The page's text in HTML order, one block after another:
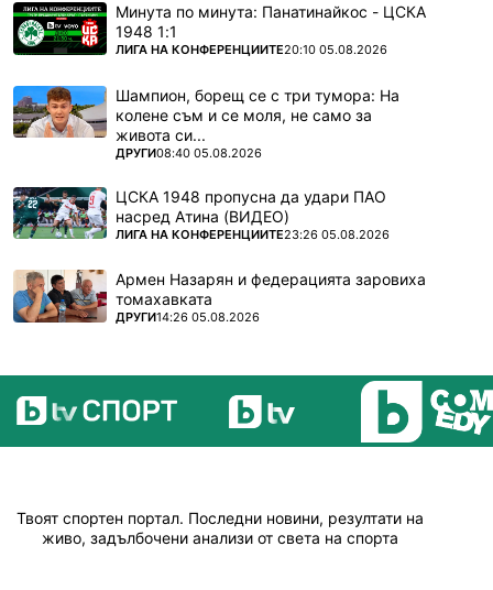
Минута по минута: Панатинайкос - ЦСКА
1948 1:1
ПОВЕЧЕ ОТ
ЛИГА НА КОНФЕРЕНЦИИТЕ20:10 05.08.2026
Шампион, борещ се с три тумора: На
колене съм и се моля, не само за
живота си...
ПОВЕЧЕ ОТ
ДРУГИ08:40 05.08.2026
ЦСКА 1948 пропусна да удари ПАО
насред Атина (ВИДЕО)
ПОВЕЧЕ ОТ
ЛИГА НА КОНФЕРЕНЦИИТЕ23:26 05.08.2026
Армен Назарян и федерацията заровиха
томахавката
ПОВЕЧЕ ОТ
ДРУГИ14:26 05.08.2026
Твоят спортен портал. Последни новини, резултати на
живо, задълбочени анализи от света на спорта